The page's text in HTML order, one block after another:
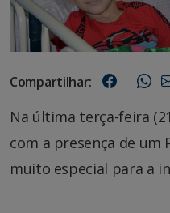
Compartilhar:
Na última terça-feira
com a presença de um
muito especial para a